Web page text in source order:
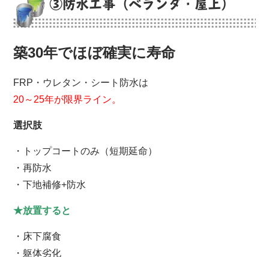
築30年でほぼ確実に寿命
FRP・ウレタン・シート防水は
20～25年が限界ライン。
選択肢
・トップコートのみ（短期延命）
・再防水
・下地補修+防水
★放置すると
・床下腐食
・躯体劣化